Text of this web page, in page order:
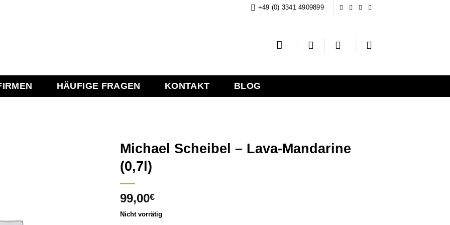
+49 (0) 3341 4909899
HÄUFIGE FRAGEN KONTAKT BLOG
Michael Scheibel – Lava-Mandarine
(0,7l)
99,00€
Nicht vorrätig